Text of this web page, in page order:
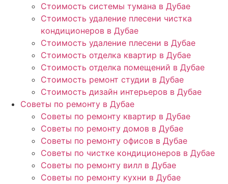
Стоимость системы тумана в Дубае
Стоимость удаление плесени чистка
кондиционеров в Дубае
Стоимость удаление плесени в Дубае
Стоимость отделка квартир в Дубае
Стоимость отделка помещений в Дубае
Стоимость ремонт студии в Дубае
Стоимость дизайн интерьеров в Дубае
Советы по ремонту в Дубае
Советы по ремонту квартир в Дубае
Советы по ремонту домов в Дубае
Советы по ремонту офисов в Дубае
Советы по чистке кондиционеров в Дубае
Советы по ремонту вилл в Дубае
Советы по ремонту кухни в Дубае